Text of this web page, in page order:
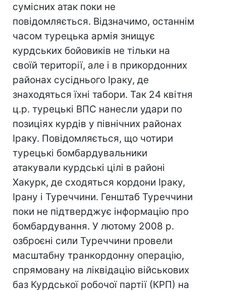
сумісних атак поки не
повідомляється. Відзначимо, останнім
часом турецька армія знищує
курдських бойовиків не тільки на
своїй території, але і в прикордонних
районах сусіднього Іраку, де
знаходяться їхні табори. Так 24 квітня
ц.р. турецькі ВПС нанесли удари по
позиціях курдів у північних районах
Іраку. Повідомляється, що чотири
турецькі бомбардувальники
атакували курдські цілі в районі
Хакурк, де сходяться кордони Іраку,
Ірану і Туреччини. Генштаб Туреччини
поки не підтверджує інформацію про
бомбардування. У лютому 2008 р.
озброєні сили Туреччини провели
масштабну транкордонну операцію,
спрямовану на ліквідацію військових
баз Курдської робочої партії (КРП) на